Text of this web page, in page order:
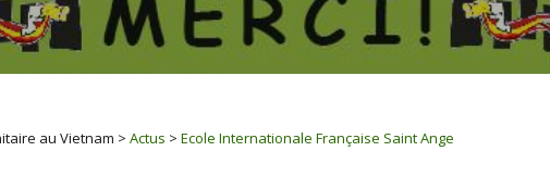
au Vietnam >Actus >Ecole Internationale Française Saint Ange